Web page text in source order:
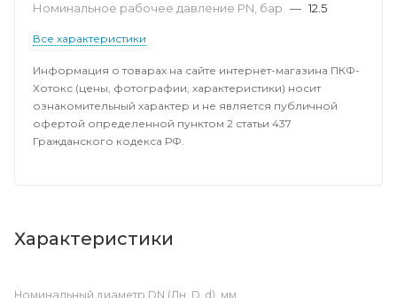
Номинальное рабочее давление PN, бар — 12.5
Все характеристики
Информация о товарах на сайте интернет-магазина ПКФ-
Хотокс (цены, фотографии, характеристики) носит
ознакомительный характер и не является публичной
офертой определенной пунктом 2 статьи 437
Гражданского кодекса РФ.
Характеристики
Номинальный диаметр DN (Дн, D, d), мм